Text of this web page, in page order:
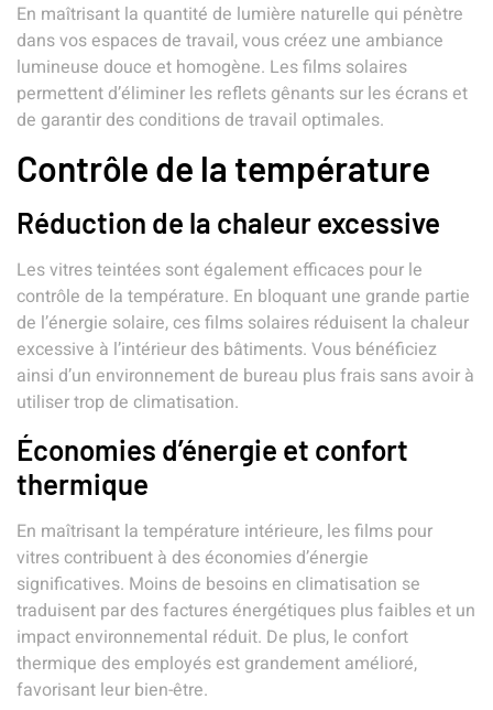
En maîtrisant la quantité de lumière naturelle qui pénètre
dans vos espaces de travail, vous créez une ambiance
lumineuse douce et homogène. Les films solaires
permettent d’éliminer les reflets gênants sur les écrans et
de garantir des conditions de travail optimales.
Contrôle de la température
Réduction de la chaleur excessive
Les vitres teintées sont également efficaces pour le
contrôle de la température. En bloquant une grande partie
de l’énergie solaire, ces films solaires réduisent la chaleur
excessive à l’intérieur des bâtiments. Vous bénéficiez
ainsi d’un environnement de bureau plus frais sans avoir à
utiliser trop de climatisation.
Économies d’énergie et confort
thermique
En maîtrisant la température intérieure, les films pour
vitres contribuent à des économies d’énergie
significatives. Moins de besoins en climatisation se
traduisent par des factures énergétiques plus faibles et un
impact environnemental réduit. De plus, le confort
thermique des employés est grandement amélioré,
favorisant leur bien-être.